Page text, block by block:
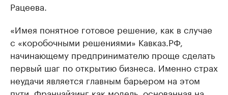
Рацеева.
«Имея понятное готовое решение, как в случае
с «коробочными решениями» Кавказ.РФ,
начинающему предпринимателю проще сделать
первый шаг по открытию бизнеса. Именно страх
неудачи является главным барьером на этом